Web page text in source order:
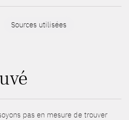
Sources utilisées
pas en mesure de trouver